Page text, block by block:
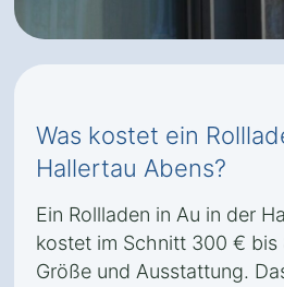
Was kostet ein
Hallertau Abens?
Ein Rollladen in Au in der
kostet im Schnitt 300 € bis
Größe und Ausstattung.